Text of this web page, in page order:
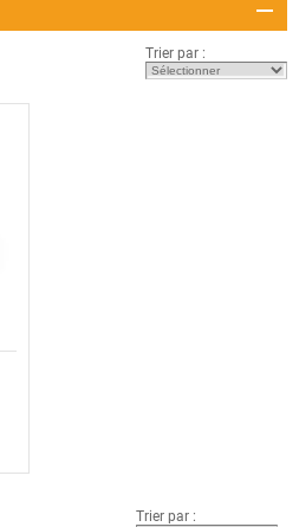
Trier par :
Trier par :